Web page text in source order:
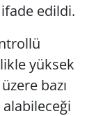
edildi.
yüksek
bazı
alabileceği